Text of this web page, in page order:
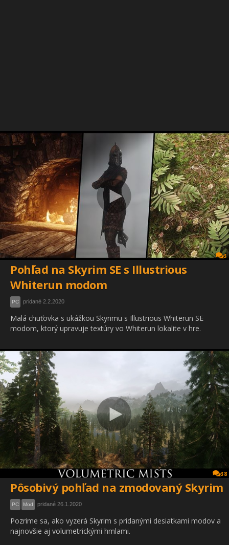
3
Pohľad na Skyrim SE s Illustrious
Whiterun modom
PC pridané 2.2.2020
Malá chuťovka s ukážkou Skyrimu s Illustrious Whiterun SE
modom, ktorý upravuje textúry vo Whiterun lokalite v hre.
38
Pôsobivý pohľad na zmodovaný Skyrim
PC Mod pridané 26.1.2020
Pozrime sa, ako vyzerá Skyrim s pridanými desiatkami modov a
najnovšie aj volumetrickými hmlami.